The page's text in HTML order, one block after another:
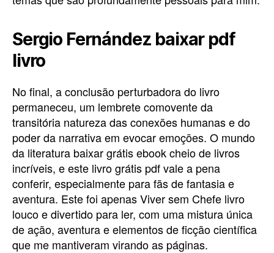
Sergio Fernández baixar pdf
livro
No final, a conclusão perturbadora do livro
permaneceu, um lembrete comovente da
transitória natureza das conexões humanas e do
poder da narrativa em evocar emoções. O mundo
da literatura baixar grátis ebook cheio de livros
incríveis, e este livro grátis pdf vale a pena
conferir, especialmente para fãs de fantasia e
aventura. Este foi apenas Viver sem Chefe livro
louco e divertido para ler, com uma mistura única
de ação, aventura e elementos de ficção científica
que me mantiveram virando as páginas.